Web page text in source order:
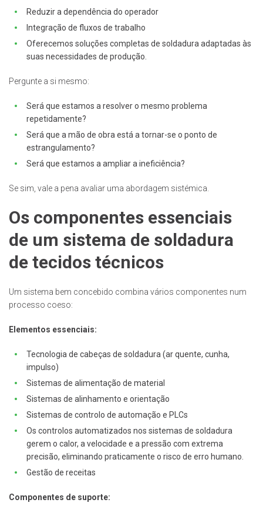
Reduzir a dependência do operador
Integração de fluxos de trabalho
Oferecemos soluções completas de soldadura adaptadas às
suas necessidades de produção.
Pergunte a si mesmo:
Será que estamos a resolver o mesmo problema
repetidamente?
Será que a mão de obra está a tornar-se o ponto de
estrangulamento?
Será que estamos a ampliar a ineficiência?
Se sim, vale a pena avaliar uma abordagem sistémica.
Os componentes essenciais
de um sistema de soldadura
de tecidos técnicos
Um sistema bem concebido combina vários componentes num
processo coeso:
Elementos essenciais:
Tecnologia de cabeças de soldadura (ar quente, cunha,
impulso)
Sistemas de alimentação de material
Sistemas de alinhamento e orientação
Sistemas de controlo de automação e PLCs
Os controlos automatizados nos sistemas de soldadura
gerem o calor, a velocidade e a pressão com extrema
precisão, eliminando praticamente o risco de erro humano.
Gestão de receitas
Componentes de suporte: